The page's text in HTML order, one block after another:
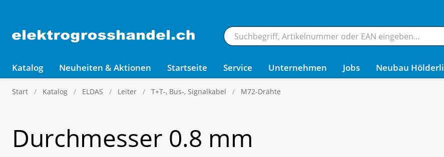
Katalog Neuheiten & Aktionen Startseite Service Unternehmen Jobs Neubau Hölderli
Start Katalog ELDAS Leiter T+T-, Bus-, Signalkabel M72-Drähte
Durchmesser 0.8 mm